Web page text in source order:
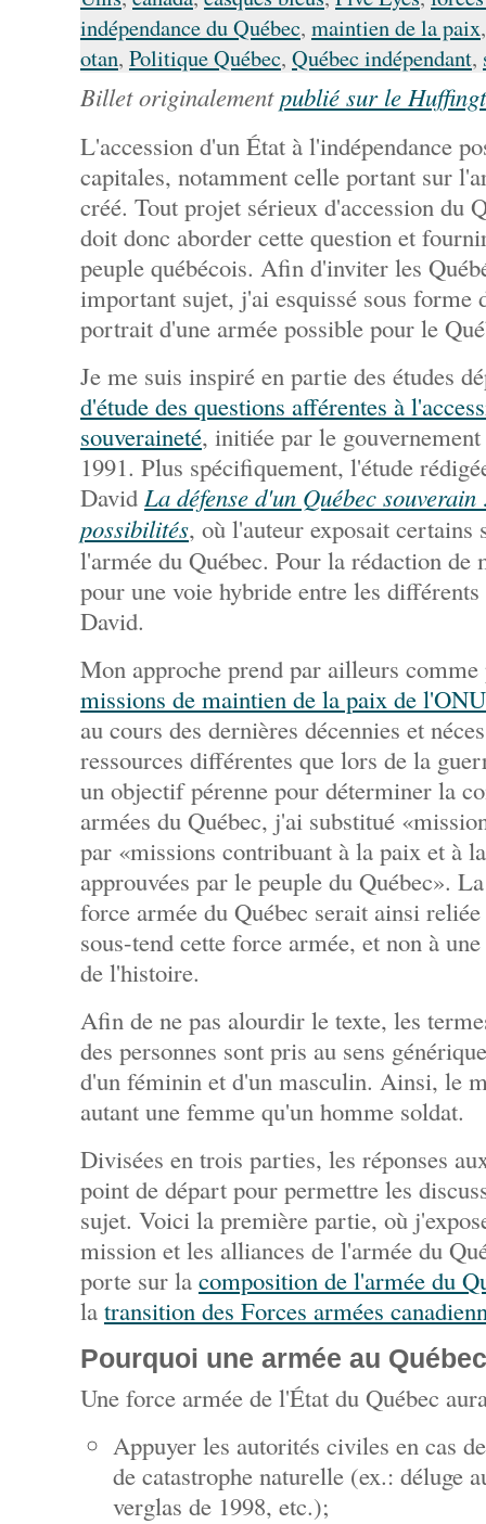
indépendance du Québec, maintien de la paix
otan, Politique Québec, Québec indépendant,
Billet originalementpublié sur le
L'accession d'un État à l'indépendance
capitales, notamment celle portant sur
créé. Tout projet sérieux d'accession du
doit donc aborder cette question et
peuple québécois. Afin d'inviter les
important sujet, j'ai esquissé sous forme
portrait d'une armée possible pour le
Je me suis inspiré en partie des études
d'étude des questions afférentes à
souveraineté, initiée par le
1991. Plus spécifiquement, l'étude
David La défense d'un Québec souverain
possibilités, où l'auteur exposait certains
l'armée du Québec. Pour la rédaction de
pour une voie hybride entre les
David.
Mon approche prend par ailleurs comme
missions de maintien de la paix de l'ONU
au cours des dernières décennies et
ressources différentes que lors de la
un objectif pérenne pour déterminer la
armées du Québec, j'ai substitué
par «missions contribuant à la paix et à
approuvées par le peuple du Québec».
force armée du Québec serait ainsi
sous-tend cette force armée, et non à
de l'histoire.
Afin de ne pas alourdir le texte, les
des personnes sont pris au sens
d'un féminin et d'un masculin. Ainsi, le
autant une femme qu'un homme soldat.
Divisées en trois parties, les réponses
point de départ pour permettre les
sujet. Voici la première partie, où
mission et les alliances de l'armée du
porte sur la composition de l'armée du
la transition des Forces armées
Pourquoi une armée au
Une force armée de l'État du Québec
Appuyer les autorités civiles en cas
de catastrophe naturelle (ex.: déluge
verglas de 1998, etc.);